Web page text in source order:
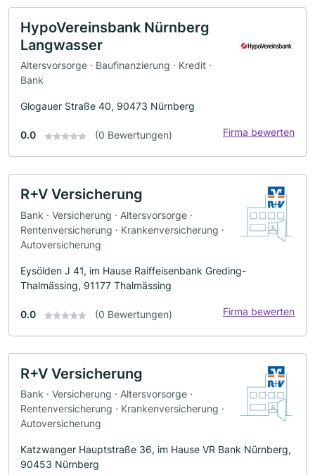
HypoVereinsbank Nürnberg
Langwasser
Altersvorsorge · Baufinanzierung · Kredit ·
Bank
Glogauer Straße 40, 90473 Nürnberg
0.0 (0 Bewertungen) Firma bewerten
R+V Versicherung
Bank · Versicherung · Altersvorsorge ·
Rentenversicherung · Krankenversicherung ·
Autoversicherung
Eysölden J 41, im Hause Raiffeisenbank Greding-
Thalmässing, 91177 Thalmässing
0.0 (0 Bewertungen) Firma bewerten
R+V Versicherung
Bank · Versicherung · Altersvorsorge ·
Rentenversicherung · Krankenversicherung ·
Autoversicherung
Katzwanger Hauptstraße 36, im Hause VR Bank Nürnberg,
90453 Nürnberg